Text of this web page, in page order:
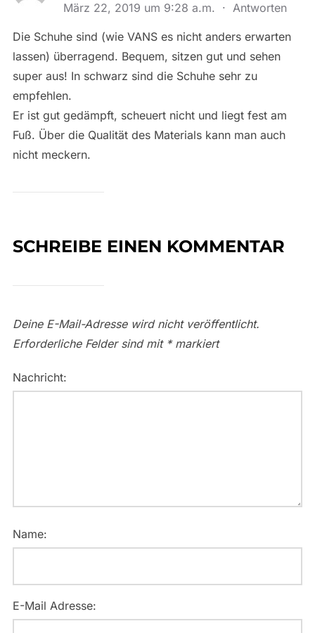
März 22, 2019 um 9:28 a.m. · Antworten
Die Schuhe sind (wie VANS es nicht anders erwarten
lassen) überragend. Bequem, sitzen gut und sehen
super aus! In schwarz sind die Schuhe sehr zu
empfehlen.
Er ist gut gedämpft, scheuert nicht und liegt fest am
Fuß. Über die Qualität des Materials kann man auch
nicht meckern.
SCHREIBE EINEN KOMMENTAR
Deine E-Mail-Adresse wird nicht veröffentlicht.
Erforderliche Felder sind mit *markiert
Nachricht:
Name:
E-Mail Adresse: